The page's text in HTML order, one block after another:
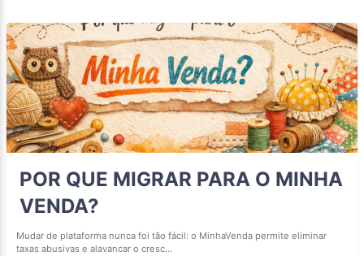
POR QUE MIGRAR PARA O MINHA
VENDA?
Mudar de plataforma nunca foi tão fácil: o MinhaVenda permite eliminar
taxas abusivas e alavancar o cresc...